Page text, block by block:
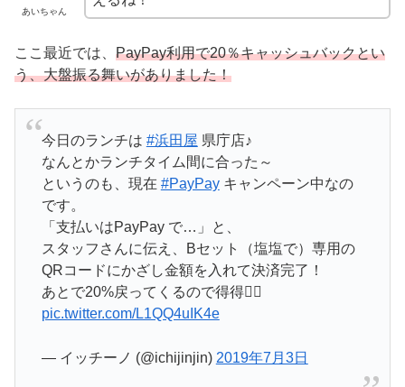
あいちゃん
ここ最近では、 PayPay利用で20％キャッシュバックとい
う、大盤振る舞いがありました！
今日のランチは #浜田屋 県庁店♪
なんとかランチタイム間に合った～
というのも、現在 #PayPayキャンペーン中なの
です。
「支払いはPayPay で…」と、
スタッフさんに伝え、Bセット（塩塩で）専用の
QRコードにかざし金額を入れて決済完了！
あとで20%戻ってくるので得得🙆‍♂️
pic.twitter.com/L1QQ4uIK4e
— イッチーノ (@ichijinjin) 2019年7月3日